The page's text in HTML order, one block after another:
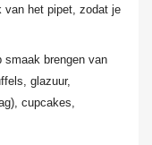
van het pipet, zodat je
smaak brengen van
glazuur,
cupcakes,